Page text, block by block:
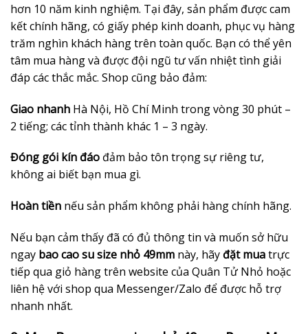
hơn 10 năm kinh nghiệm. Tại đây, sản phẩm được cam
kết chính hãng, có giấy phép kinh doanh, phục vụ hàng
trăm nghìn khách hàng trên toàn quốc. Bạn có thể yên
tâm mua hàng và được đội ngũ tư vấn nhiệt tình giải
đáp các thắc mắc. Shop cũng bảo đảm:
Giao nhanh Hà Nội, Hồ Chí Minh trong vòng 30 phút –
2 tiếng; các tỉnh thành khác 1 – 3 ngày.
Đóng gói kín đáo đảm bảo tôn trọng sự riêng tư,
không ai biết bạn mua gì.
Hoàn tiền nếu sản phẩm không phải hàng chính hãng.
Nếu bạn cảm thấy đã có đủ thông tin và muốn sở hữu
ngay bao cao su size nhỏ 49mm này, hãyđặt muatrực
tiếp qua giỏ hàng trên website của Quân Tử Nhỏ hoặc
liên hệ với shop qua Messenger/Zalo để được hỗ trợ
nhanh nhất.